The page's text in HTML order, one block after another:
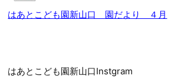
はあとこども園新山口 園だより ４月
はあとこども園新山口Instgram